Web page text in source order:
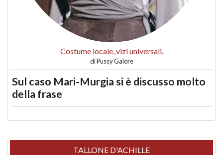
Costume locale, vizi universali.
diPussy Galore
Sul caso Mari-Murgia si è discusso molto
della frase
TALLONE D'ACHILLE